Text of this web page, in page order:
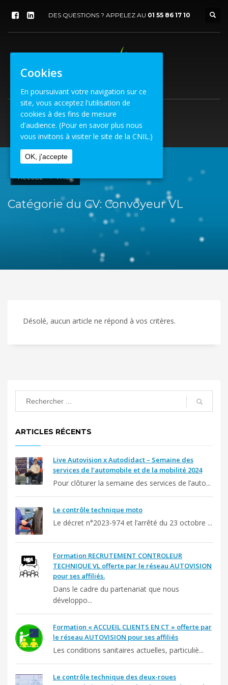
DES QUESTIONS ? APPELEZ AU 01 55 86 17 10
ACCUEIL PAGE
Catégorie du CV: Convoyeur VL
Désolé, aucun article ne répond à vos critères.
ARTICLES RÉCENTS
Live Autovision x Autodidact – Semaine des
services de l’automobile et de la mobilité 2024
Pour clôturer la semaine des services de l’auto...
Le contrôle technique moto
Le décret n°2023-974 et l’arrêté du 23 octobre ...
Formation RECRUTEMENT CONTROLEUR
TECHNIQUE VL offerte par le réseau AUTOVISION
pour ses affiliés.
Dans le cadre du partenariat que nous
développo...
Formation « ACCUEIL CLIENTS EN CT » offerte par
le réseau AUTOVISION pour ses affiliés
Les conditions sanitaires actuelles, particuliè...
Le contrôle technique des deux-roues
Cookies
En poursuivant votre navigation sur ce
site, vous acceptez l'utilisation de
cookies à des fins de mesure
d'audience. (Pour en savoir plus nous
vous invitons à visiter le site de la CNIL.)
OK, j'accepte